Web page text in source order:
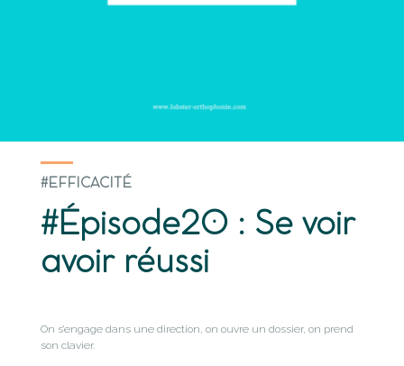
#EFFICACITÉ
#Épisode20 : Se voir
avoir réussi
On s’engage dans une direction, on ouvre un dossier, on prend
son clavier.